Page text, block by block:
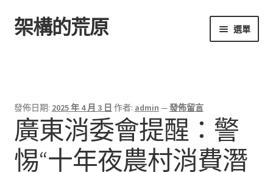
跳
至
跳
至
架構的荒原 選單
發佈日期: 2025 年 4 月 3 日 作者: admin —發佈留言
廣東消委會提醒：警
惕“十年夜農村消費潛